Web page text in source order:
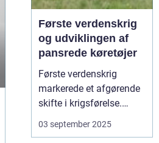
Første verdenskrig
og udviklingen af
pansrede køretøjer
Første verdenskrig
markerede et afgørende
skifte i krigsførelse.
Industrialiseringen
havde allerede ændret
03 september 2025